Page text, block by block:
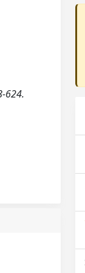
624.